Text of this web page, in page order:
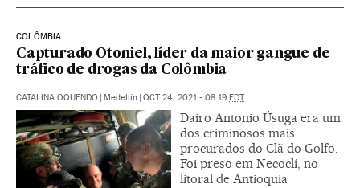
COLÔMBIA
Capturado Otoniel, líder da maior gangue de
tráfico de drogas da Colômbia
CATALINA OQUENDO Medellín OCT 24, 2021 - 08:19 EDT
Dairo Antonio Úsuga era um
dos criminosos mais
procurados do Clã do Golfo.
Foi preso em Necoclí, no
litoral de Antioquia